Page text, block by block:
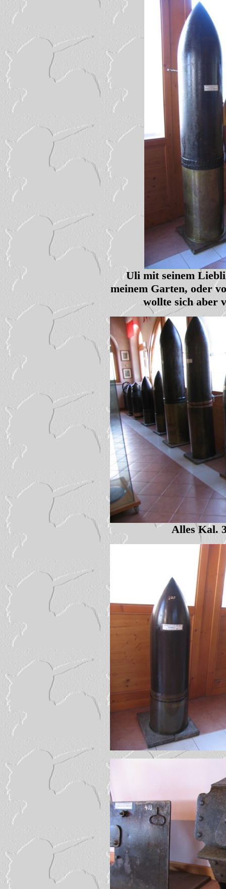
Uli mit seinem
meinem Garten, oder
wollte sich aber
Alles Kal.